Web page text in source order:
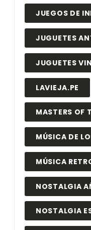
JUEGOS DE
JUGUETES
JUGUETES
LAVIEJA.PE
MASTERS OF
MÚSICA DE
MÚSICA
NOSTALGIA
NOSTALGIA